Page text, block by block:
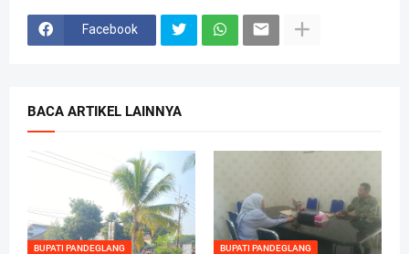
Facebook
BACA ARTIKEL LAINNYA
BUPATI PANDEGLANG BUPATI PANDEGLANG